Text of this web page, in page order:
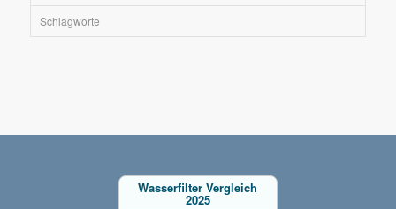
Schlagworte
Wasserfilter Vergleich
2025